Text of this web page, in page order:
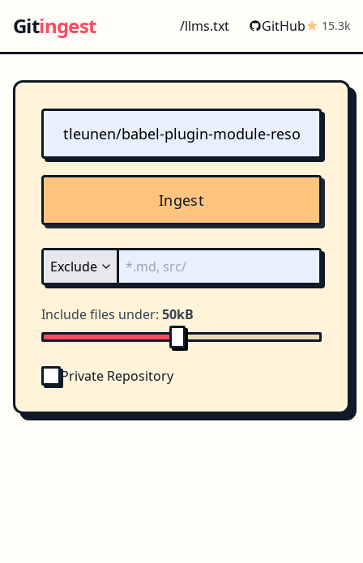
Gitingest /llms.txt GitHub 15.3k
Ingest
Include files under: 50kB
Private Repository